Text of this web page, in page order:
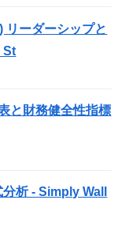
ーダーシップと
St
と財務健全性指標
析 - Simply Wall